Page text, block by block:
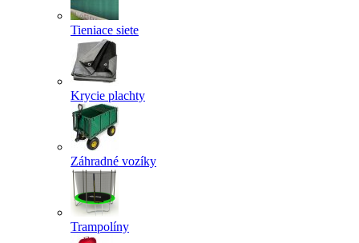
Tieniace siete
Krycie plachty
Záhradné vozíky
Trampolíny